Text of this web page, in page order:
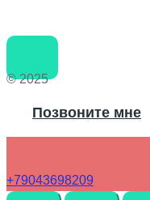
© 2025
Позвоните мне
+79043698209